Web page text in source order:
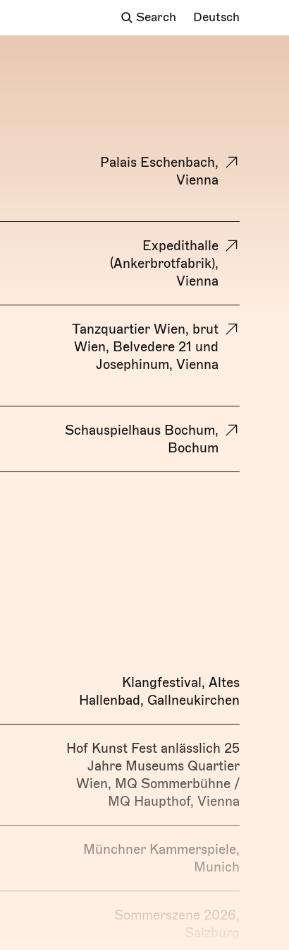
Deutsch
Palais Eschenbach,
Vienna
Expedithalle
(Ankerbrotfabrik),
Vienna
Tanzquartier Wien, brut
Wien, Belvedere 21 und
Josephinum, Vienna
Schauspielhaus Bochum,
Bochum
Klangfestival, Altes
Hallenbad, Gallneukirchen
Hof Kunst Fest anlässlich 25
Jahre Museums Quartier
Wien, MQ Sommerbühne /
MQ Haupthof, Vienna
Münchner Kammerspiele,
Munich
Sommerszene 2026,
Salzburg